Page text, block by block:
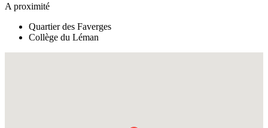
A proximité
Quartier des Faverges
Collège du Léman